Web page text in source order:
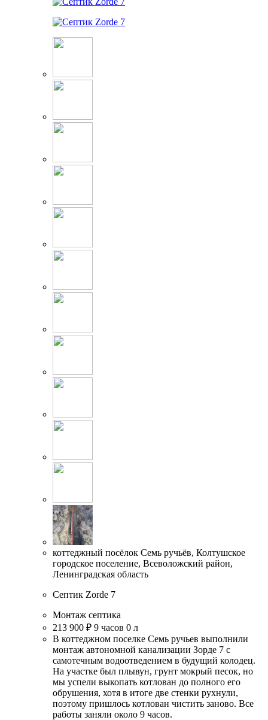
коттеджный посёлок Семь ручьёв, Колтушское
городское поселение, Всеволожский район,
Ленинградская область
Септик Zorde 7
Монтаж септика
213 900 ₽ 9 часов 0 л
В коттеджном поселке Семь ручьев выполнили
монтаж автономной канализации Зорде 7 с
самотечным водоотведением в будущий колодец.
На участке был плывун, грунт мокрый песок, но
мы успели выкопать котлован до полного его
обрушения, хотя в итоге две стенки рухнули,
поэтому пришлось котлован чистить заново. Все
работы заняли около 9 часов.